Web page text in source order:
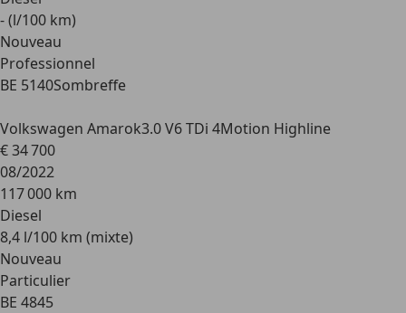
- (l/100 km)
Nouveau
Professionnel
BE 5140Sombreffe
Volkswagen Amarok3.0 V6 TDi 4Motion Highline
€ 34 700
08/2022
117 000 km
Diesel
8,4 l/100 km (mixte)
Nouveau
Particulier
BE 4845